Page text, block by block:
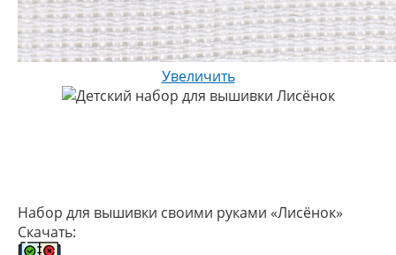
Увеличить
Набор для вышивки своими руками «Лисёнок»
Скачать: